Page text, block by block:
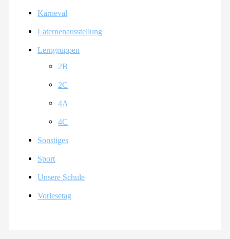
Karneval
Laternenausstellung
Lerngruppen
2B
2C
4A
4C
Sonstiges
Sport
Unsere Schule
Vorlesetag